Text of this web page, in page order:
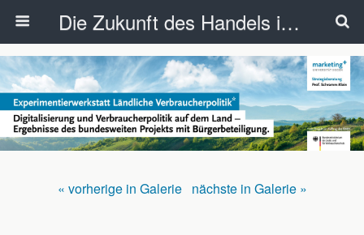
Die Zukunft des Handels in NRW – Perspektiven von Konsumenten, Einzelhandel und Kommunen
« vorherige in Galerie nächste in Galerie »